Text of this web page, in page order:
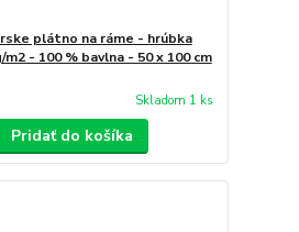
plátno na ráme - hrúbka
m2 - 100 % bavlna - 50 x 100 cm
Skladom 1 ks
Pridať do košíka